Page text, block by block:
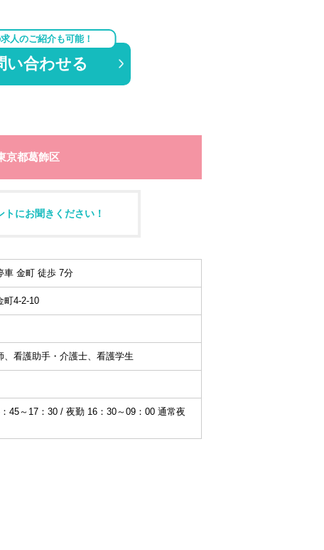
人のご紹介も可能！
い合わせる
京都葛飾区
にお聞きください！
車 金町 徒歩 7分
町4-2-10
、看護助手・介護士、看護学生
45～17：30 / 夜勤 16：30～09：00 通常夜